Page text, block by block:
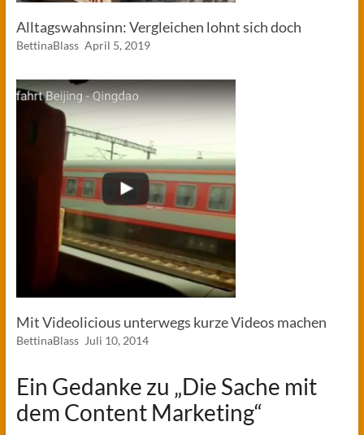
Alltagswahnsinn: Vergleichen lohnt sich doch
BettinaBlass April 5, 2019
Mit Videolicious unterwegs kurze Videos machen
BettinaBlass Juli 10, 2014
Ein Gedanke zu „Die Sache mit
dem Content Marketing“